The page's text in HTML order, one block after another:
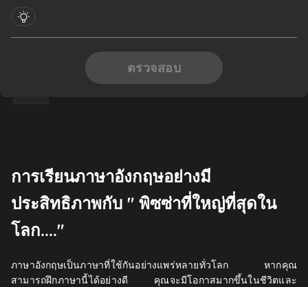
ตรวจสอบ
การเรียนภาษาอังกฤษอย่างมี
ประสิทธิภาพกับ " พิซซ่าที่ใหญ่ที่สุดใน
โลก...."
ภาษาอังกฤษเป็นภาษาที่ใช้กันอย่างแพร่หลายทั่วโลก หากคุณ
สามารถฝึกภาษานี้ได้อย่างดี คุณจะมีโอกาสมากขึ้นในชีวิตและ